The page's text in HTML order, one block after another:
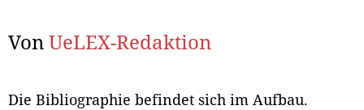
VonUeLEX-Redaktion
Die Bibliographie befindet sich im Aufbau.